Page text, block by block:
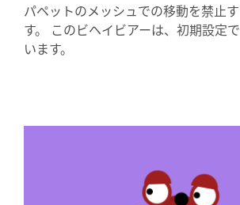
パペットのメッシュでの移動を禁止
す。 このビヘイビアーは、初期設定
います。